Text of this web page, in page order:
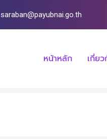
saraban@payubnai.go.th
หน้าหลัก เกี่ย